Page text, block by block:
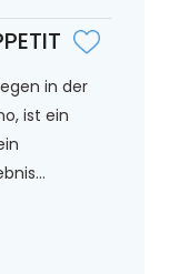
in der
ist ein